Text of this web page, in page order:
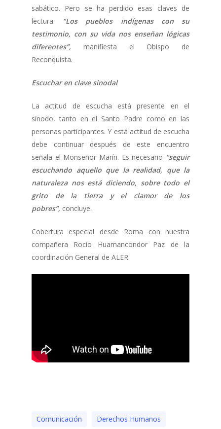
sabático. Pero se ha perdido esas claves de
lectura. “Los pueblos indígenas con su
testimonio, con su vida nos enseñan lógicas
diferentes”, manifiesta el Obispo de
Reconquista.
Escuchar en clave sinodal
La actitud de escucha está presente en el
sínodo, tanto en el Santo Padre como en las
personas participantes. Y está actitud de escucha
debe continuar después de este encuentro
señala el Monseñor Marín. Es necesario “seguir
escuchando aquello que la realidad, que la
naturaleza nos está diciendo, sobre todo el
grito de la tierra y el clamor de los
pobres”, concluye.
Cobertura especial desde Roma con nuestra
compañera Rocío Huamancondor Paz de la
coordinación General de ALER
Comunicación Derechos Humanos